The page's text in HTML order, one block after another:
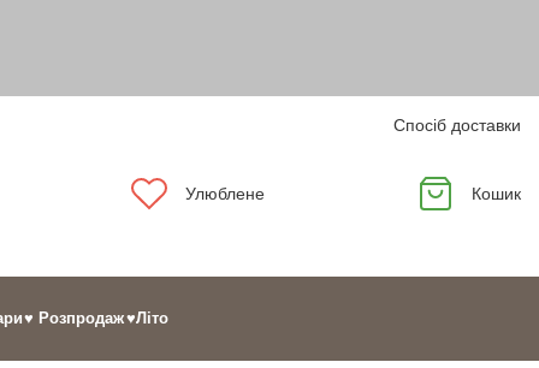
Спосіб доставки
Улюблене Кошик
♥ Розпродаж♥Літо